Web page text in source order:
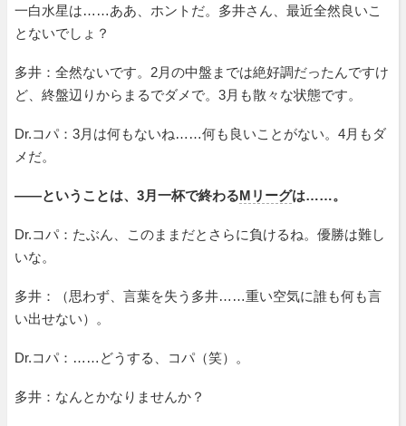
一白水星は……ああ、ホントだ。多井さん、最近全然良いこ
とないでしょ？
多井：全然ないです。2月の中盤までは絶好調だったんですけ
ど、終盤辺りからまるでダメで。3月も散々な状態です。
Dr.コパ：3月は何もないね……何も良いことがない。4月もダ
メだ。
――ということは、3月一杯で終わるMリーグは……。
Dr.コパ：たぶん、このままだとさらに負けるね。優勝は難し
いな。
多井：（思わず、言葉を失う多井……重い空気に誰も何も言
い出せない）。
Dr.コパ：……どうする、コパ（笑）。
多井：なんとかなりませんか？